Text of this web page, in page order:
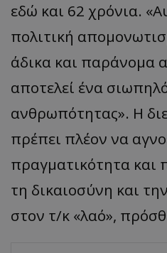
εδώ και 62 χρόνια.
πολιτική
άδικα και παράνομα
αποτελεί ένα
ανθρωπότητας». Η
πρέπει πλέον να
πραγματικότητα και
τη δικαιοσύνη και
στον τ/κ «λαό»,